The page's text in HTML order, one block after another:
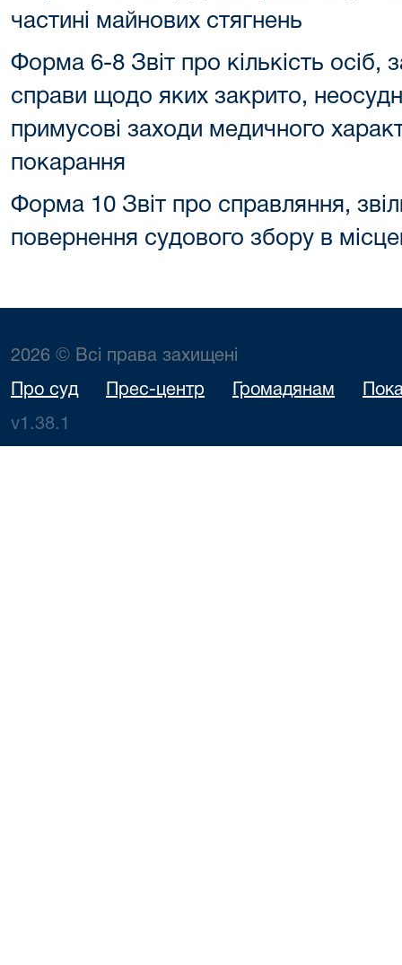
частині майнових стягнень
Форма 6-8 Звіт про кількість осіб,
справи щодо яких закрито,
примусові заходи медичного
покарання
Форма 10 Звіт про справляння,
повернення судового збору в
2026 © Всі права захищені
Про суд Прес-центр Громадянам
v1.38.1